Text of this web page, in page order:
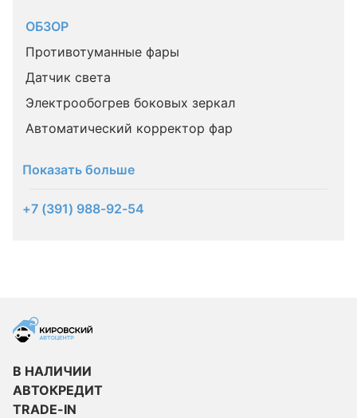
ОБЗОР
Противотуманные фары
Датчик света
Электрообогрев боковых зеркал
Автоматический корректор фар
Показать больше
+7 (391) 988-92-54
В НАЛИЧИИ
АВТОКРЕДИТ
TRADE-IN